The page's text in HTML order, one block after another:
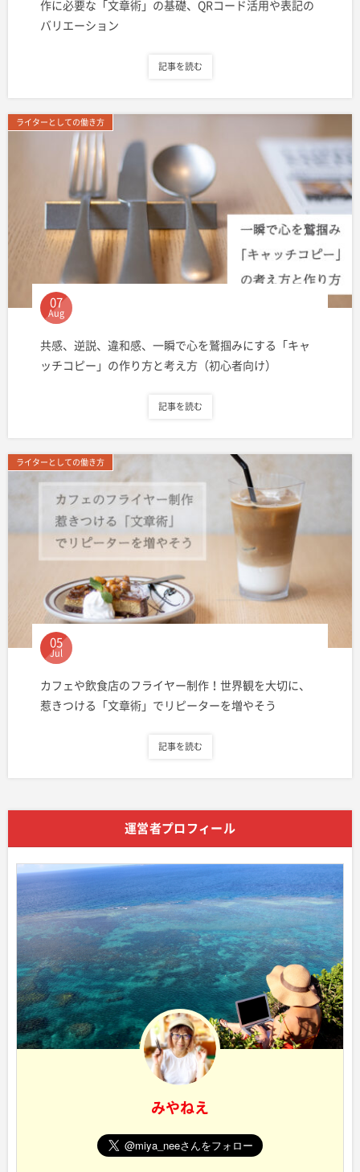
作に必要な「文章術」の基礎、QRコード活用や表記の
バリエーション
記事を読む
ライターとしての働き方
07
Aug
共感、逆説、違和感、一瞬で心を鷲掴みにする「キャ
ッチコピー」の作り方と考え方（初心者向け）
記事を読む
ライターとしての働き方
05
Jul
カフェや飲食店のフライヤー制作！世界観を大切に、
惹きつける「文章術」でリピーターを増やそう
記事を読む
運営者プロフィール
みやねえ